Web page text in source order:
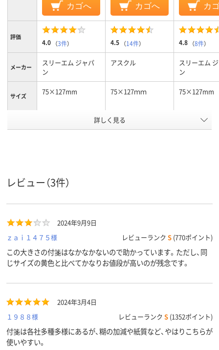
カゴへ カゴへ カ
評価
4.0 （3件） 4.5 （14件） 4.8 （8件）
メーカー
スリーエム ジャパ
ン
アスクル
スリーエム
ン
サイズ 75×127mm 75×127ｍｍ 75×127mm
通常粘着
イプ
カラーシ
パステルカラー パステルカラー パステルカラ
商品環境
100 75 120
詳しく見る
レビュー（3件）
2024年9月9日
ｚａｉ１４７５様
レビューランク S (770ポイント)
この大きさの付箋はなかなかないので助かっています。ただし、同
じサイズの黄色と比べてかなりお値段が高いのが残念です。
2024年3月4日
１９８８様
レビューランク S (1352ポイント)
付箋は各社多種多様にあるが、糊の加減や紙質など、やはりこちらが
使いやすい。